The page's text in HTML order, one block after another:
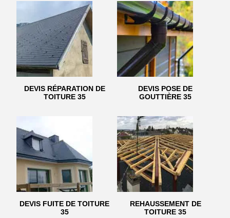
DEVIS RÉPARATION DE
TOITURE 35
DEVIS POSE DE
GOUTTIÈRE 35
DEVIS FUITE DE TOITURE
35
REHAUSSEMENT DE
TOITURE 35